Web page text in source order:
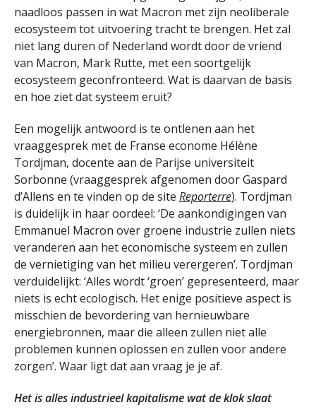
naadloos passen in wat Macron met zijn neoliberale
ecosysteem tot uitvoering tracht te brengen. Het zal
niet lang duren of Nederland wordt door de vriend
van Macron, Mark Rutte, met een soortgelijk
ecosysteem geconfronteerd. Wat is daarvan de basis
en hoe ziet dat systeem eruit?
Een mogelijk antwoord is te ontlenen aan het
vraaggesprek met de Franse econome Hélène
Tordjman, docente aan de Parijse universiteit
Sorbonne (vraaggesprek afgenomen door Gaspard
d’Allens en te vinden op de site Reporterre). Tordjman
is duidelijk in haar oordeel: ‘De aankondigingen van
Emmanuel Macron over groene industrie zullen niets
veranderen aan het economische systeem en zullen
de vernietiging van het milieu verergeren’. Tordjman
verduidelijkt: ‘Alles wordt ‘groen’ gepresenteerd, maar
niets is echt ecologisch. Het enige positieve aspect is
misschien de bevordering van hernieuwbare
energiebronnen, maar die alleen zullen niet alle
problemen kunnen oplossen en zullen voor andere
zorgen’. Waar ligt dat aan vraag je je af.
Het is alles industrieel kapitalisme wat de klok slaat